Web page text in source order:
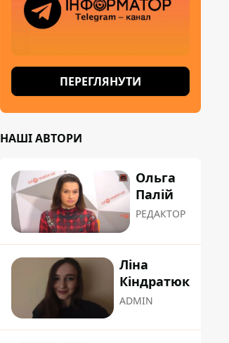
ПЕРЕГЛЯНУТИ
НАШІ АВТОРИ
Ольга
Палій
РЕДАКТОР
Ліна
Кіндратюк
ADMIN